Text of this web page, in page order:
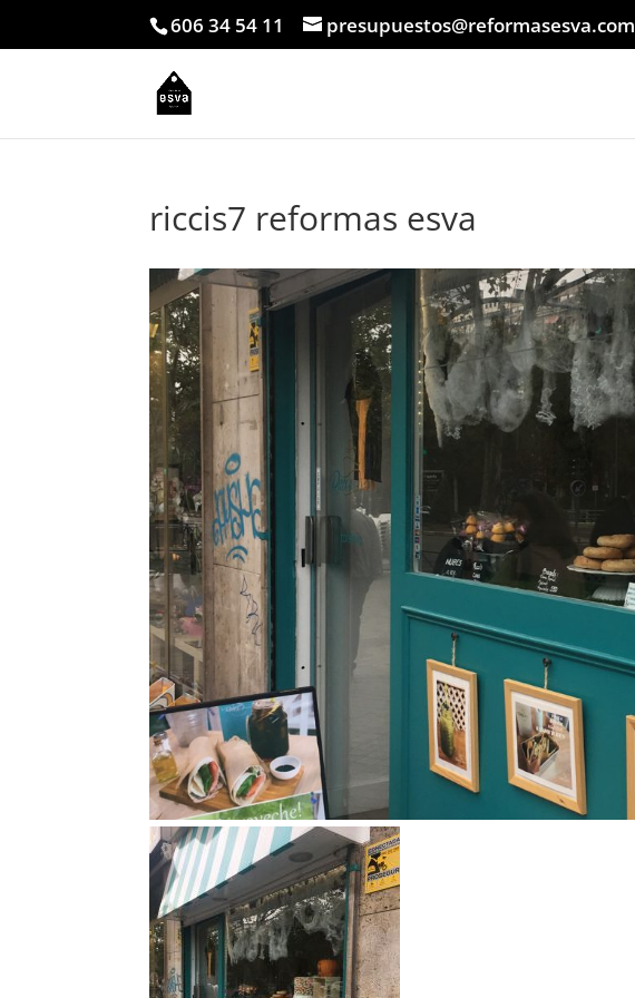
606 34 54 11 presupuestos@reformasesva.com
riccis7 reformas esva